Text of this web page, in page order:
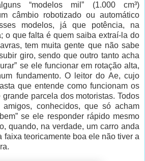
“modelos mil” (1.000 cm³)
câmbio robotizado ou automático
modelos, já que potência, na
o que falta é quem saiba extraí-la do
tem muita gente que não sabe
giro, sendo que outro tanto acha
se ele funcionar em rotação alta,
fundamento. O leitor do Ae, cujo
que entende como funcionam os
parcela dos motoristas. Todos
amigos, conhecidos, que só acham
se ele responder rápido mesmo
quando, na verdade, um carro anda
faixa teoricamente boa ele não tiver a